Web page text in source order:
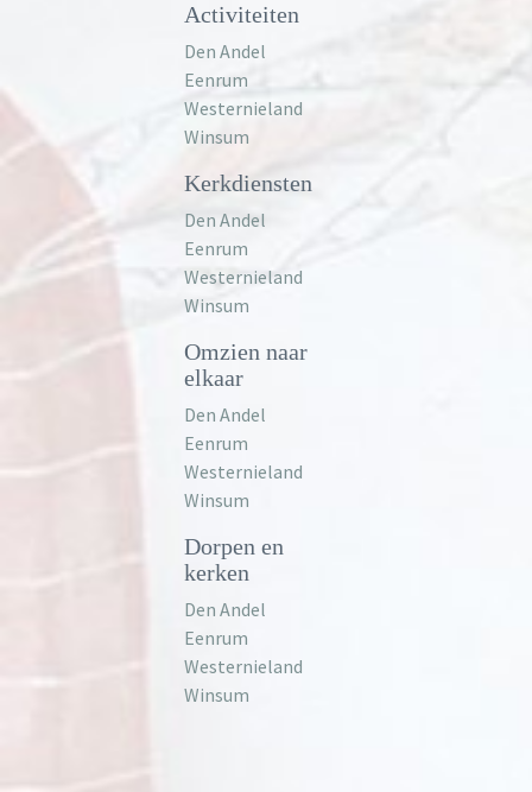
Activiteiten
Den Andel
Eenrum
Westernieland
Winsum
Kerkdiensten
Den Andel
Eenrum
Westernieland
Winsum
Omzien naar
elkaar
Den Andel
Eenrum
Westernieland
Winsum
Dorpen en
kerken
Den Andel
Eenrum
Westernieland
Winsum